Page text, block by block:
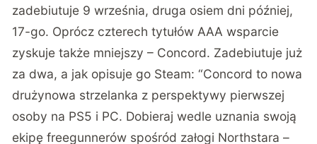
zadebiutuje 9 września, druga osiem dni później,
17-go. Oprócz czterech tytułów AAA wsparcie
zyskuje także mniejszy – Concord. Zadebiutuje już
za dwa, a jak opisuje go Steam: “Concord to nowa
drużynowa strzelanka z perspektywy pierwszej
osoby na PS5 i PC. Dobieraj wedle uznania swoją
ekipę freegunnerów spośród załogi Northstara –